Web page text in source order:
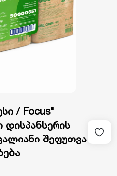
/ Focus"
დისპანსერის
შეფუთვა